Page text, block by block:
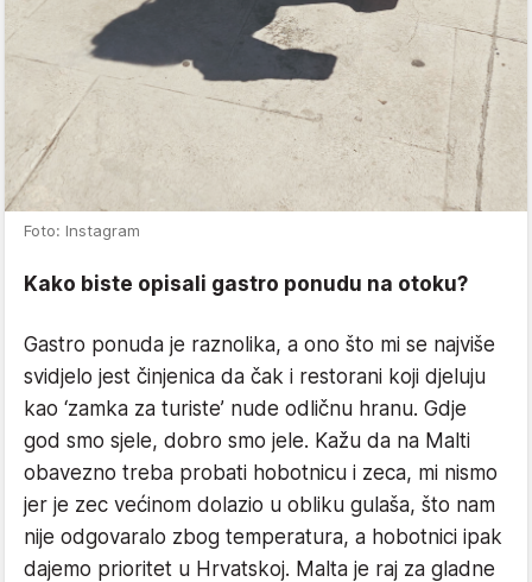
Foto: Instagram
Kako biste opisali gastro ponudu na otoku?
Gastro ponuda je raznolika, a ono što mi se najviše
svidjelo jest činjenica da čak i restorani koji djeluju
kao ‘zamka za turiste’ nude odličnu hranu. Gdje
god smo sjele, dobro smo jele. Kažu da na Malti
obavezno treba probati hobotnicu i zeca, mi nismo
jer je zec većinom dolazio u obliku gulaša, što nam
nije odgovaralo zbog temperatura, a hobotnici ipak
dajemo prioritet u Hrvatskoj. Malta je raj za gladne